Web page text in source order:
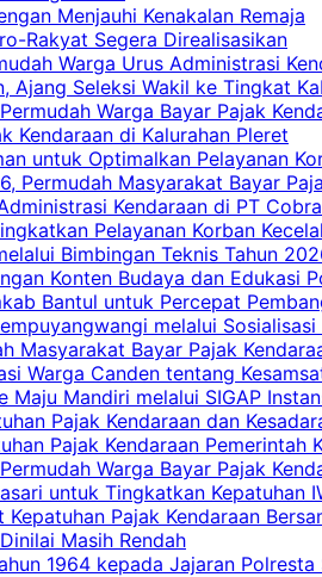
Menjauhi Kenakalan Remaja
Rakyat Segera Direalisasikan
Warga Urus Administrasi
Ajang Seleksi Wakil ke Tingkat
Warga Bayar Pajak
Kendaraan di Kalurahan Pleret
untuk Optimalkan Pelayanan
Permudah Masyarakat Bayar
Kendaraan di PT
Pelayanan Korban
Bimbingan Teknis Tahun
Konten Budaya dan Edukasi
Bantul untuk Percepat
melalui
Masyarakat Bayar Pajak
Warga Canden tentang
Mandiri melalui SIGAP
Pajak Kendaraan dan
Pajak Kendaraan Pemerintah
Warga Bayar Pajak
untuk Tingkatkan Kepatuhan
Pajak Kendaraan
Masih Rendah
1964 kepada Jajaran Polresta